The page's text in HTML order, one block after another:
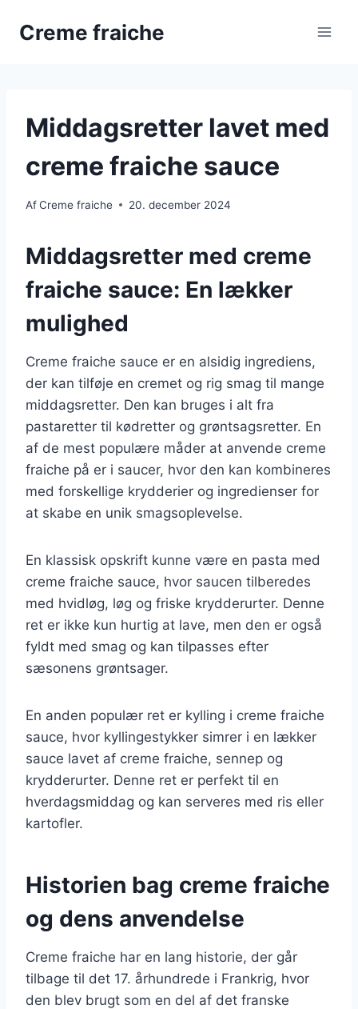
Creme fraiche
Middagsretter lavet med
creme fraiche sauce
AfCreme fraiche 20. december 2024
Middagsretter med creme
fraiche sauce: En lækker
mulighed
Creme fraiche sauce er en alsidig ingrediens,
der kan tilføje en cremet og rig smag til mange
middagsretter. Den kan bruges i alt fra
pastaretter til kødretter og grøntsagsretter. En
af de mest populære måder at anvende creme
fraiche på er i saucer, hvor den kan kombineres
med forskellige krydderier og ingredienser for
at skabe en unik smagsoplevelse.
En klassisk opskrift kunne være en pasta med
creme fraiche sauce, hvor saucen tilberedes
med hvidløg, løg og friske krydderurter. Denne
ret er ikke kun hurtig at lave, men den er også
fyldt med smag og kan tilpasses efter
sæsonens grøntsager.
En anden populær ret er kylling i creme fraiche
sauce, hvor kyllingestykker simrer i en lækker
sauce lavet af creme fraiche, sennep og
krydderurter. Denne ret er perfekt til en
hverdagsmiddag og kan serveres med ris eller
kartofler.
Historien bag creme fraiche
og dens anvendelse
Creme fraiche har en lang historie, der går
tilbage til det 17. århundrede i Frankrig, hvor
den blev brugt som en del af det franske